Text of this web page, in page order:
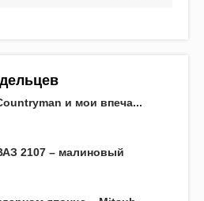
и мои впеча...
2107 – малиновый